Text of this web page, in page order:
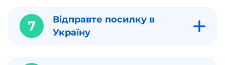
7
Відправте посилку в
Україну